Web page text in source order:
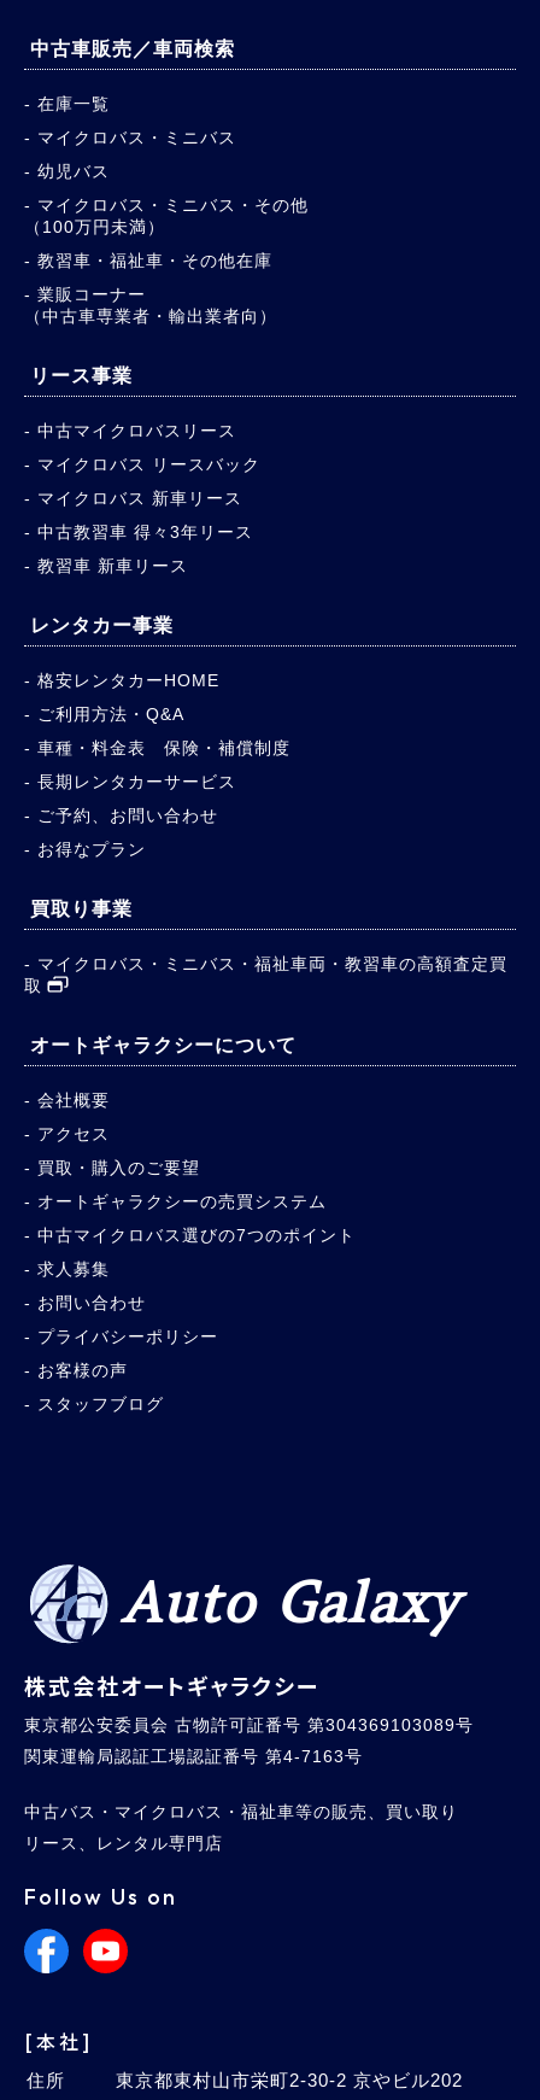
中古車販売／車両検索
在庫一覧
マイクロバス・ミニバス
幼児バス
マイクロバス・ミニバス・その他
（100万円未満）
教習車・福祉車・その他在庫
業販コーナー
（中古車専業者・輸出業者向）
リース事業
中古マイクロバスリース
マイクロバス リースバック
マイクロバス 新車リース
中古教習車 得々3年リース
教習車 新車リース
レンタカー事業
格安レンタカーHOME
ご利用方法・Q&A
車種・料金表 保険・補償制度
長期レンタカーサービス
ご予約、お問い合わせ
お得なプラン
買取り事業
マイクロバス・ミニバス・福祉車両・教習車の高額査定買
取
オートギャラクシーについて
会社概要
アクセス
買取・購入のご要望
オートギャラクシーの売買システム
中古マイクロバス選びの7つのポイント
求人募集
お問い合わせ
プライバシーポリシー
お客様の声
スタッフブログ
Auto Galaxy
株式会社オートギャラクシー
東京都公安委員会 古物許可証番号 第304369103089号
関東運輸局認証工場認証番号 第4-7163号
中古バス・マイクロバス・福祉車等の販売、買い取り
リース、レンタル専門店
Follow Us on
[本社]
住所 東京都東村山市栄町2-30-2 京やビル202